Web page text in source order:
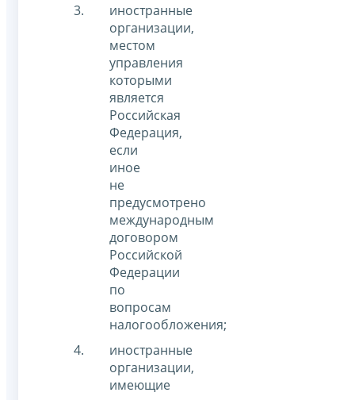
иностранные
организации,
местом
управления
которыми
является
Российская
Федерация,
если
иное
не
предусмотрено
международным
договором
Российской
Федерации
по
вопросам
налогообложения;
иностранные
организации,
имеющие